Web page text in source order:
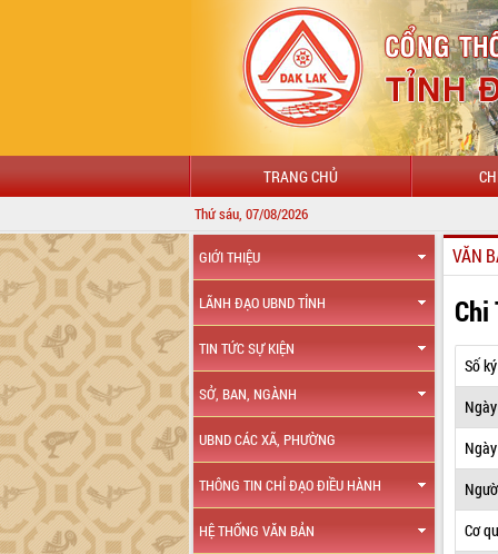
TRANG CHỦ
Thứ sáu, 07/08/2026
GIỚI THIỆU
LÃNH ĐẠO UBND TỈNH
TIN TỨC SỰ KIỆN
SỞ, BAN, NGÀNH
UBND CÁC XÃ, PHƯỜNG
THÔNG TIN CHỈ ĐẠO ĐIỀU HÀNH
HỆ THỐNG VĂN BẢN
VĂN
Chi
Số
Cơ